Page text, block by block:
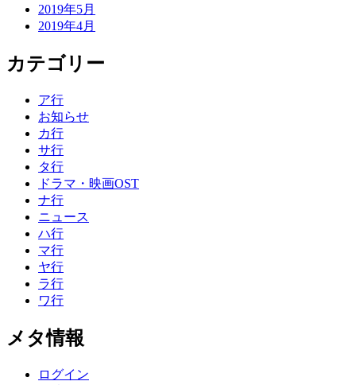
2019年5月
2019年4月
カテゴリー
ア行
お知らせ
カ行
サ行
タ行
ドラマ・映画OST
ナ行
ニュース
ハ行
マ行
ヤ行
ラ行
ワ行
メタ情報
ログイン